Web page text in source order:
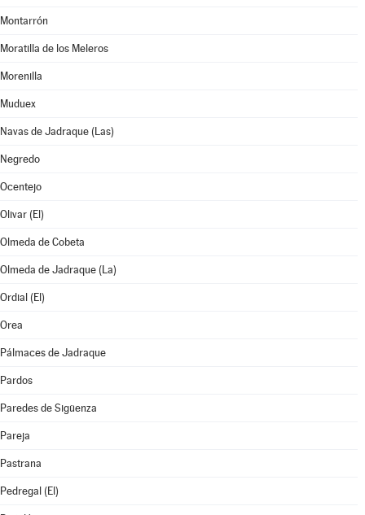
Montarrón
Moratilla de los Meleros
Morenilla
Muduex
Navas de Jadraque (Las)
Negredo
Ocentejo
Olivar (El)
Olmeda de Cobeta
Olmeda de Jadraque (La)
Ordial (El)
Orea
Pálmaces de Jadraque
Pardos
Paredes de Sigüenza
Pareja
Pastrana
Pedregal (El)